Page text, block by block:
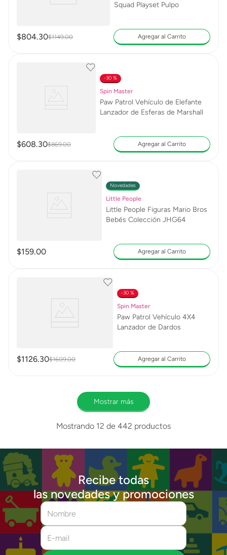
Squad Playset Pulpo
$804.30$1149.00 Agregar al Carrito
30 %
Spin Master
Paw Patrol Vehículo de Elefante
Lanzador de Esferas de Marshall
$608.30$869.00 Agregar al Carrito
Novedades
Little People
Little People Figuras Mario Bros
Bebés Colección JHG64
$159.00 Agregar al Carrito
30 %
Spin Master
Paw Patrol Vehículo 4X4
Lanzador de Dardos
$1126.30$1609.00 Agregar al Carrito
Mostrar más
Mostrando 12 de 442 productos
Recibe todas
las novedades y promociones